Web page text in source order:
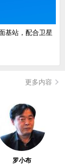
基站，配合卫星
更多内容
罗小布